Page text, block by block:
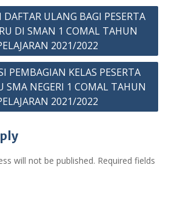
DAFTAR ULANG BAGI PESERTA
DI SMAN 1 COMAL TAHUN
2021/2022
PEMBAGIAN KELAS PESERTA
SMA NEGERI 1 COMAL TAHUN
2021/2022
will not be published. Required fields